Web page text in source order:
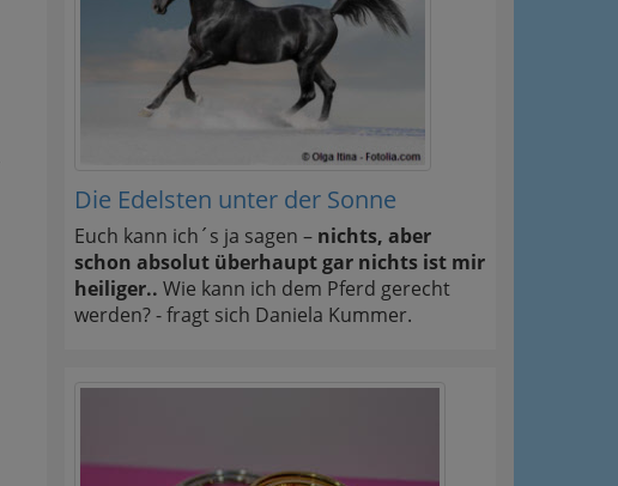
Die Edelsten unter der Sonne
Euch kann ich´s ja sagen – nichts, aber
schon absolut überhaupt gar nichts ist mir
heiliger.. Wie kann ich dem Pferd gerecht
werden? - fragt sich Daniela Kummer.